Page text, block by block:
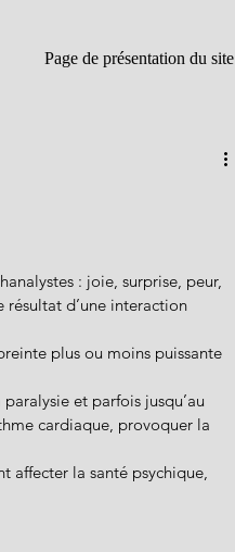
Page de présentation du site
: joie, surprise, peur,
d’une interaction
plus ou moins puissante
et parfois jusqu’au
cardiaque, provoquer la
affecter la santé psychique,